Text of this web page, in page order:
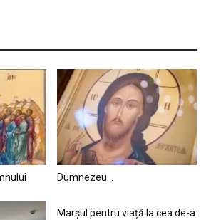
Dumnezeu…
Marșul pentru viață la cea de-a